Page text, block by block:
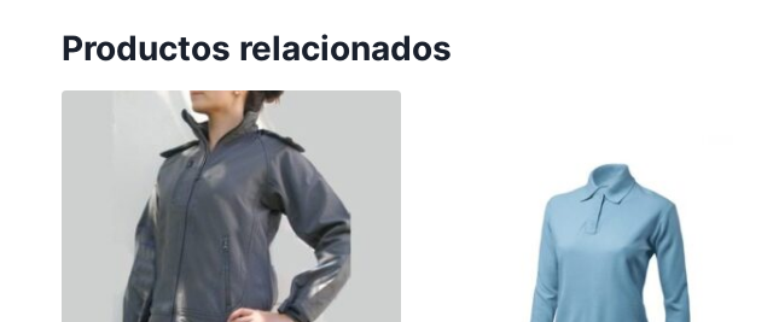
Productos relacionados